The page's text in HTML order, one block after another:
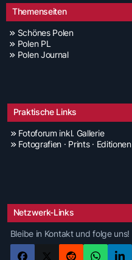
Themenseiten
Schönes Polen
Polen PL
Polen Journal
Praktische Links
Fotoforum inkl. Gallerie
Fotografien · Prints · Editionen
Netzwerk-Links
Bleibe in Kontakt und folge uns!